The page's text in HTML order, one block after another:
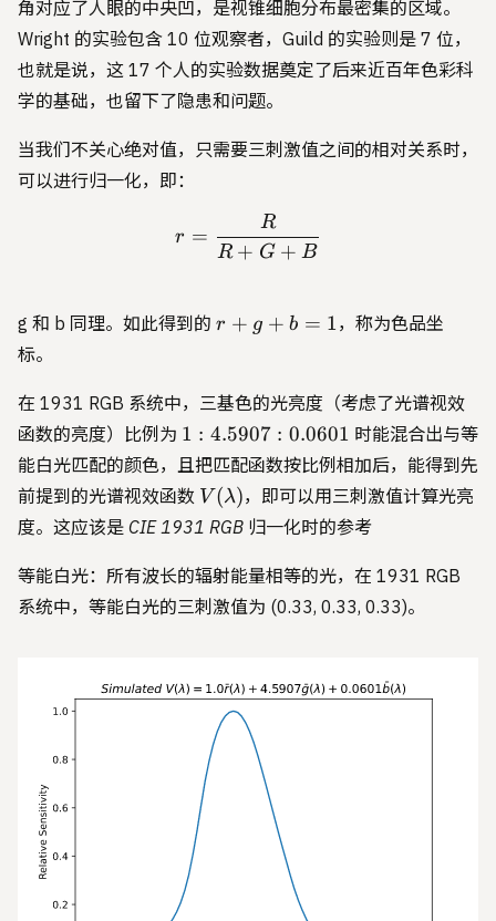
角对应了人眼的中央凹，是视锥细胞分布最密集的区域。
Wright 的实验包含 10 位观察者，Guild 的实验则是 7 位，
也就是说，这 17 个人的实验数据奠定了后来近百年色彩科
学的基础，也留下了隐患和问题。
当我们不关心绝对值，只需要三刺激值之间的相对关系时，
可以进行归一化，即：
r = \frac{R}{R+G+B}
r =
R + G + B
R
g 和 b 同理。如此得到的 r
+
b
=
1
r + g + b = 1 ，称为色品坐
标。
在 1931 RGB 系统中，三基色的光亮度（考虑了光谱视效
函数的亮度）比例为 1:4.5907:0.0601
1 : 4.5907 : 0.0601 时能混合出与等
能白光匹配的颜色，且把匹配函数按比例相加后，能得到先
前提到的光谱视效函数 V(\lambda)
V (λ)，即可以用三刺激值计算光亮
度。 这应该是 CIE 1931 RGB 归一化时的参考
等能白光：所有波长的辐射能量相等的光，在 1931 RGB
系统中，等能白光的三刺激值为 (0.33, 0.33, 0.33)。